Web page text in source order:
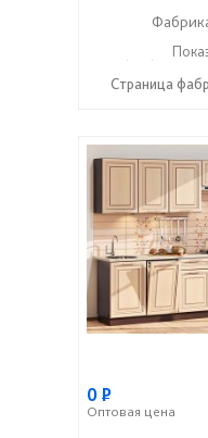
+7 (927) 38-
Страница
0Р
Оптовая цена